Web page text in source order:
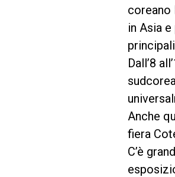
coreano
in Asia
Dall’8
Anche
fiera
C’è